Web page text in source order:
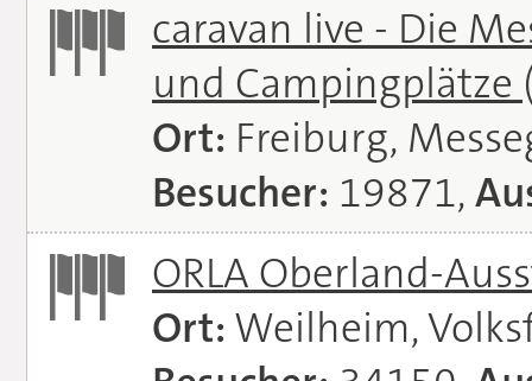
caravan live - Die
und Campingplätze
Ort: Freiburg,
Besucher: 19871,
ORLA Oberland-
Ort: Weilheim,